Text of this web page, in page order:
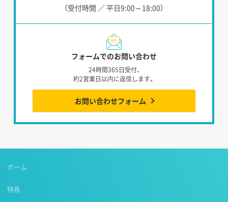
（受付時間 ／ 平日9:00～18:00）
フォームでのお問い合わせ
24時間365日受付、
約2営業日以内に返信します。
お問い合わせフォーム
ホーム
特長